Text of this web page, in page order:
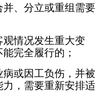
并、分立或重组需要
观情况发生重大变
完全履行的；
病或因工负伤，并被
，需要重新安排适